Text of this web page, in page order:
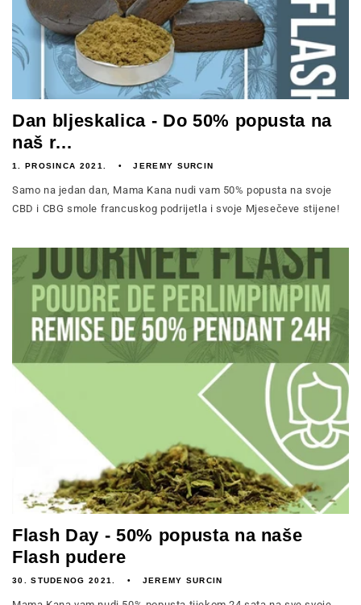
Dan bljeskalica - Do 50% popusta na
naš r...
1. PROSINCA 2021. JEREMY SURCIN
Samo na jedan dan, Mama Kana nudi vam 50% popusta na svoje
CBD i CBG smole francuskog podrijetla i svoje Mjesečeve stijene!
Flash Day - 50% popusta na naše
Flash pudere
30. STUDENOG 2021. JEREMY SURCIN